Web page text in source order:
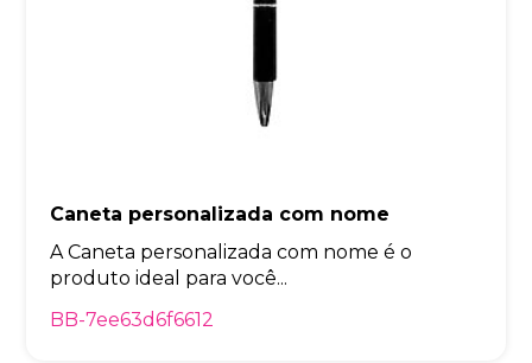
Caneta personalizada com nome
A Caneta personalizada com nome é o
produto ideal para você...
BB-7ee63d6f6612